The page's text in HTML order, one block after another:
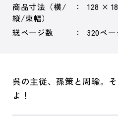
商品寸法（横/
縦/束幅）
128 ×
総ページ数 320ペー
呉の主従、孫策と周瑜。
よ！